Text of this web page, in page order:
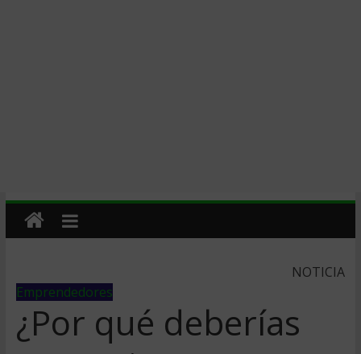
NOTICIA
Emprendedores
¿Por qué deberías